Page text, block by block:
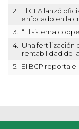
2.
El CEA lanzó
enfocado en la
3.
“El sistema
4.
Una fertilización
rentabilidad de
5.
El BCP reporta